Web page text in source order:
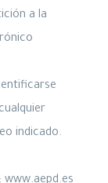
a la
indicado.
www.aepd.es